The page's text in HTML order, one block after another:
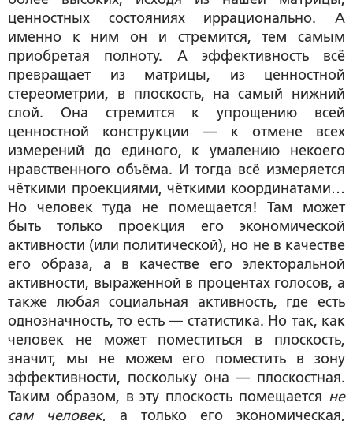
ценностных состояниях иррационально. А
именно к ним он и стремится, тем самым
приобретая полноту. А эффективность всё
превращает из матрицы, из ценностной
стереометрии, в плоскость, на самый нижний
слой. Она стремится к упрощению всей
ценностной конструкции — к отмене всех
измерений до единого, к умалению некоего
нравственного объёма. И тогда всё измеряется
чёткими проекциями, чёткими координатами…
Но человек туда не помещается! Там может
быть только проекция его экономической
активности (или политической), но не в качестве
его образа, а в качестве его электоральной
активности, выраженной в процентах голосов, а
также любая социальная активность, где есть
однозначность, то есть — статистика. Но так, как
человек не может поместиться в плоскость,
значит, мы не можем его поместить в зону
эффективности, поскольку она — плоскостная.
Таким образом, в эту плоскость помещается не
сам человек, а только его экономическая,